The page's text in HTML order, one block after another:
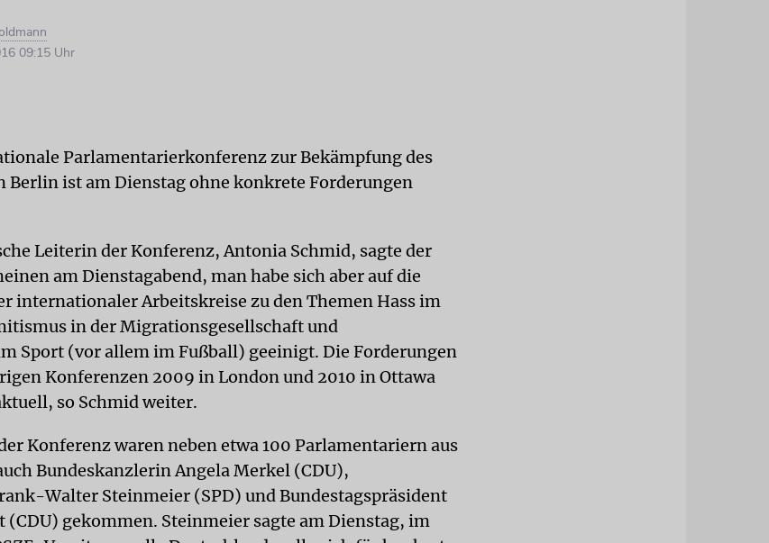
09:15 Uhr
Parlamentarierkonferenz zur Bekämpfung des
Berlin ist am Dienstag ohne konkrete Forderungen
Leiterin der Konferenz, Antonia Schmid, sagte der
am Dienstagabend, man habe sich aber auf die
internationaler Arbeitskreise zu den Themen Hass im
in der Migrationsgesellschaft und
Sport (vor allem im Fußball) geeinigt. Die Forderungen
Konferenzen 2009 in London und 2010 in Ottawa
so Schmid weiter.
Konferenz waren neben etwa 100 Parlamentariern aus
Bundeskanzlerin Angela Merkel (CDU),
Walter Steinmeier (SPD) und Bundestagspräsident
(CDU) gekommen. Steinmeier sagte am Dienstag, im